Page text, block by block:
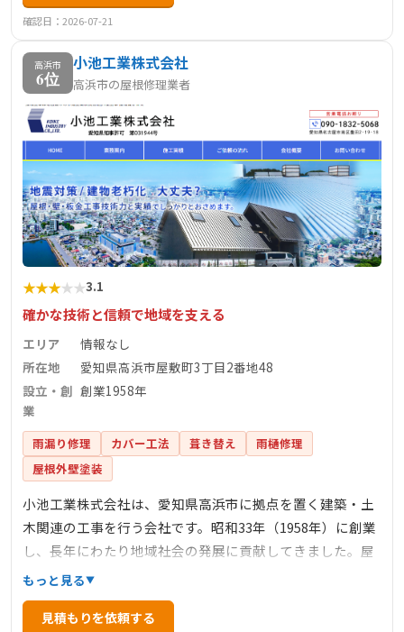
確認日：2026-07-21
高浜市
6位
小池工業株式会社
高浜市の屋根修理業者
★★★★★3.1
確かな技術と信頼で地域を支える
エリア
情報なし
所在地
愛知県高浜市屋敷町3丁目2番地48
設立・創
業
創業1958年
雨漏り修理 カバー工法 葺き替え
雨樋修理
屋根外壁塗装
小池工業株式会社は、愛知県高浜市に拠点を置く建築・土
木関連の工事を行う会社です。昭和33年（1958年）に創業
し、長年にわたり地域社会の発展に貢献してきました。屋
根工事を含む多様な建設業務に対応し、確かな技術と信頼
性を誇っています。地域に根差した企業として、顧客のニ
ーズに柔軟に対応し、品質と安全性にこだわったサービス
もっと見る
見積もりを依頼する